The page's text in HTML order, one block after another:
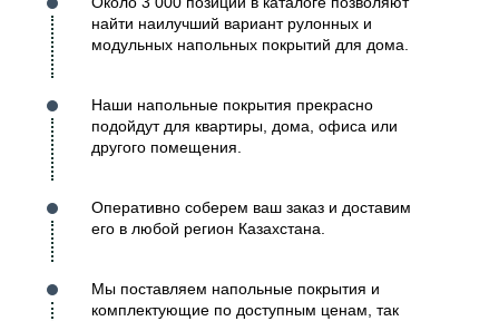
найти наилучший вариант рулонных и
модульных напольных покрытий для дома.
Наши напольные покрытия прекрасно
подойдут для квартиры, дома, офиса или
другого помещения.
Оперативно соберем ваш заказ и доставим
его в любой регион Казахстана.
Мы поставляем напольные покрытия и
комплектующие по доступным ценам, так